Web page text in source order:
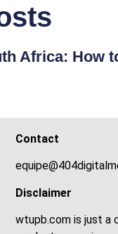
Africa: How
Contact
Disclaimer
wtupb.com is just a